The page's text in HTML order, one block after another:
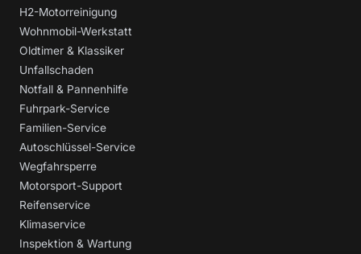
H2-Motorreinigung
Wohnmobil-Werkstatt
Oldtimer & Klassiker
Unfallschaden
Notfall & Pannenhilfe
Fuhrpark-Service
Familien-Service
Autoschlüssel-Service
Wegfahrsperre
Motorsport-Support
Reifenservice
Klimaservice
Inspektion & Wartung